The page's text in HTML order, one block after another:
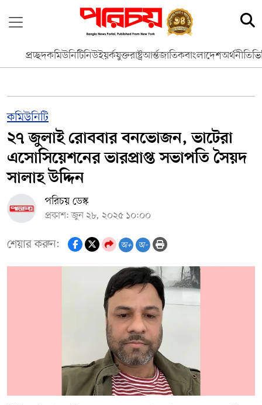
প্রচ্ছদকমিউনিটিনিউইয়র্কযুক্তরাষ্ট্রআর্ন্তজাতিকবাংলাদেশঅর্থনীতি
কমিউনিটি
২৭ জুলাই রোববার বনভোজন, ভাটেরা
এসোসিয়েশনের ভারপ্রাপ্ত সভাপতি সৈয়দ
সালাহ উদ্দিন
পরিচয় ডেস্ক
প্রকাশ: জুন ২৮, ২০২৫ ১০:০০
শেয়ার করুন: অ+ অ-